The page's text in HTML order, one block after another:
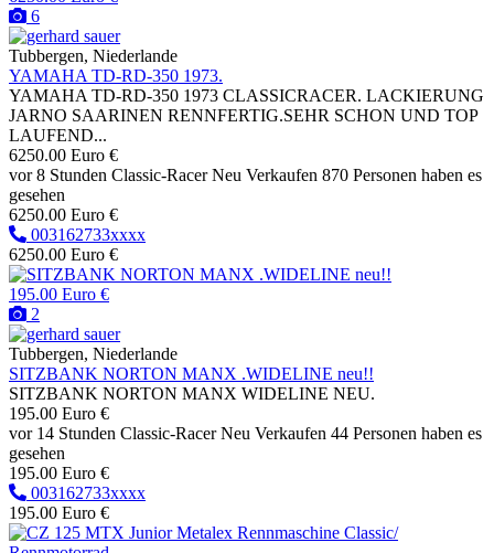
6
Tubbergen, Niederlande
YAMAHA TD-RD-350 1973.
YAMAHA TD-RD-350 1973 CLASSICRACER. LACKIERUNG
JARNO SAARINEN RENNFERTIG.SEHR SCHON UND TOP
LAUFEND...
6250.00 Euro €
vor 8 Stunden Classic-Racer Neu Verkaufen 870 Personen haben es
gesehen
6250.00 Euro €
003162733xxxx
6250.00 Euro €
195.00 Euro €
2
Tubbergen, Niederlande
SITZBANK NORTON MANX .WIDELINE neu!!
SITZBANK NORTON MANX WIDELINE NEU.
195.00 Euro €
vor 14 Stunden Classic-Racer Neu Verkaufen 44 Personen haben es
gesehen
195.00 Euro €
003162733xxxx
195.00 Euro €